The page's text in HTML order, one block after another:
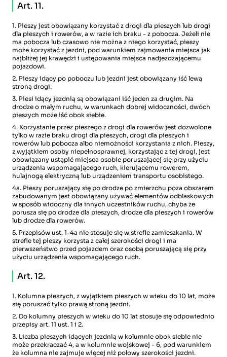
Art. 11.
1. Pieszy jest obowiązany korzystać z drogi dla pieszych lub drogi
dla pieszych i rowerów, a w razie ich braku - z pobocza. Jeżeli nie
ma pobocza lub czasowo nie można z niego korzystać, pieszy
może korzystać z jezdni, pod warunkiem zajmowania miejsca jak
najbliżej jej krawędzi i ustępowania miejsca nadjeżdżającemu
pojazdowi.
2. Pieszy idący po poboczu lub jezdni jest obowiązany iść lewą
stroną drogi.
3. Piesi idący jezdnią są obowiązani iść jeden za drugim. Na
drodze o małym ruchu, w warunkach dobrej widoczności, dwóch
pieszych może iść obok siebie.
4. Korzystanie przez pieszego z drogi dla rowerów jest dozwolone
tylko w razie braku drogi dla pieszych, drogi dla pieszych i
rowerów lub pobocza albo niemożności korzystania z nich. Pieszy,
z wyjątkiem osoby niepełnosprawnej, korzystając z tej drogi, jest
obowiązany ustąpić miejsca osobie poruszającej się przy użyciu
urządzenia wspomagającego ruch, kierującemu rowerem,
hulajnogą elektryczną lub urządzeniem transportu osobistego.
4a. Pieszy poruszający się po drodze po zmierzchu poza obszarem
zabudowanym jest obowiązany używać elementów odblaskowych
w sposób widoczny dla innych uczestników ruchu, chyba że
porusza się po drodze dla pieszych, drodze dla pieszych i rowerów
lub drodze dla rowerów.
5. Przepisów ust. 1-4a nie stosuje się w strefie zamieszkania. W
strefie tej pieszy korzysta z całej szerokości drogi i ma
pierwszeństwo przed pojazdem oraz osobą poruszającą się przy
użyciu urządzenia wspomagającego ruch.
Art. 12.
1. Kolumna pieszych, z wyjątkiem pieszych w wieku do 10 lat, może
się poruszać tylko prawą stroną jezdni.
2. Do kolumny pieszych w wieku do 10 lat stosuje się odpowiednio
przepisy art. 11 ust. 1 i 2.
3. Liczba pieszych idących jezdnią w kolumnie obok siebie nie
może przekraczać 4, a w kolumnie wojskowej - 6, pod warunkiem
że kolumna nie zajmuje więcej niż połowy szerokości jezdni.